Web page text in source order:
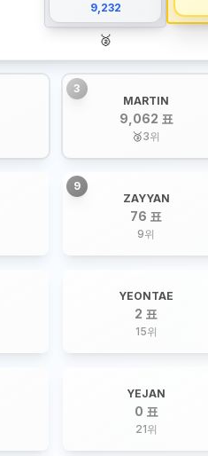
9,232
🥈
3
MARTIN
9,062 표
🥉3위
9
ZAYYAN
76 표
9위
YEONTAE
2 표
15위
YEJAN
0 표
21위